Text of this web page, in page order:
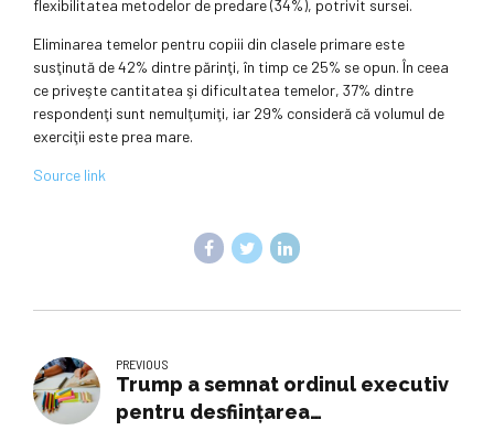
flexibilitatea metodelor de predare (34%), potrivit sursei.
Eliminarea temelor pentru copiii din clasele primare este
susţinută de 42% dintre părinţi, în timp ce 25% se opun. În ceea
ce priveşte cantitatea şi dificultatea temelor, 37% dintre
respondenţi sunt nemulţumiţi, iar 29% consideră că volumul de
exerciţii este prea mare.
Source link
PREVIOUS
Trump a semnat ordinul executiv
pentru desfiinţarea